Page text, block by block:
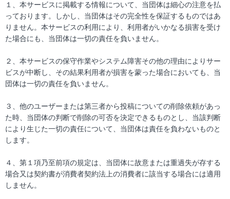
１、本サービスに掲載する情報について、当団体は細心の注意を払
っております。しかし、当団体はその完全性を保証するものではあ
りません。本サービスの利用により、利用者がいかなる損害を受け
た場合にも、当団体は一切の責任を負いません。
２、本サービスの保守作業やシステム障害その他の理由によりサー
ビスが中断し、その結果利用者が損害を蒙った場合においても、当
団体は一切の責任を負いません。
３、他のユーザーまたは第三者から投稿についての削除依頼があっ
た時、当団体の判断で削除の可否を決定できるものとし、当該判断
により生じた一切の責任について、当団体は責任を負わないものと
します。
４、第１項乃至前項の規定は、当団体に故意または重過失が存する
場合又は契約書が消費者契約法上の消費者に該当する場合には適用
しません。